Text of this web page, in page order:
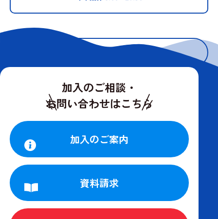
加入のご相談・
お問い合わせはこちら
加入のご案内
資料請求